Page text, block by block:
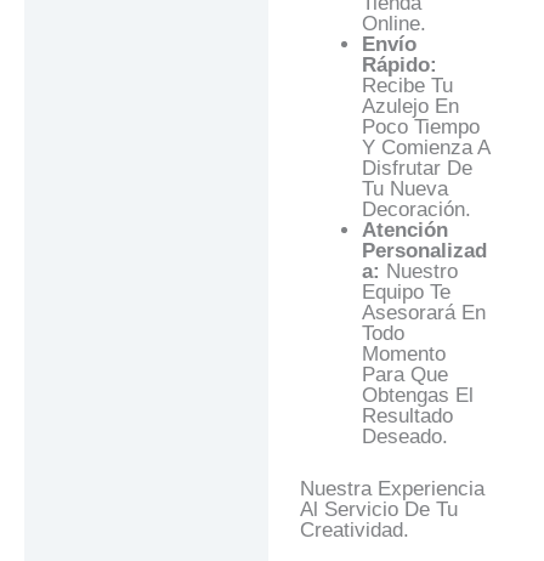
Online.
Envío
Rápido:
Recibe Tu
Azulejo En
Poco Tiempo
Y Comienza A
Disfrutar De
Tu Nueva
Decoración.
Atención
Personalizad
A: Nuestro
Equipo Te
Asesorará En
Todo
Momento
Para Que
Obtengas El
Resultado
Deseado.
Nuestra Experiencia
Al Servicio De Tu
Creatividad.